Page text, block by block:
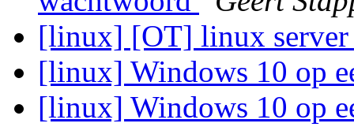
[linux] [OT] linux
[linux] Windows 10 op
[linux] Windows 10 op